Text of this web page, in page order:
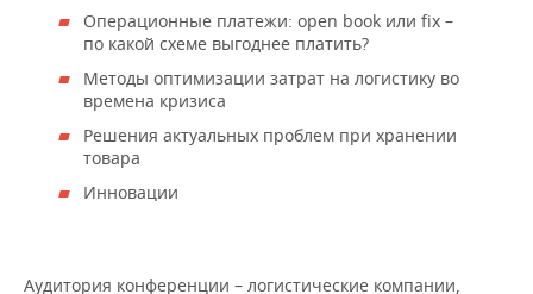
Операционные платежи: open book или fix –
по какой схеме выгоднее платить?
Методы оптимизации затрат на логистику во
времена кризиса
Решения актуальных проблем при хранении
товара
Инновации
Аудитория конференции – логистические компании,